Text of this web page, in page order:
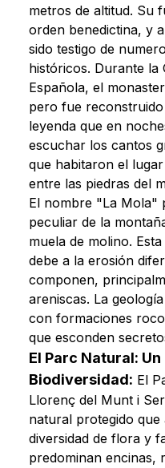
metros de altitud. Su
orden benedictina, y
sido testigo de
históricos. Durante la
Española, el
pero fue
leyenda que en
escuchar los cantos
que habitaron el
entre las piedras del
El nombre "La Mola"
peculiar de la
muela de molino.
debe a la erosión
componen,
areniscas. La
con formaciones
que esconden
El Parc Natural:
Biodiversidad: El
Llorenç del Munt i
natural protegido
diversidad de flora y
predominan encinas,